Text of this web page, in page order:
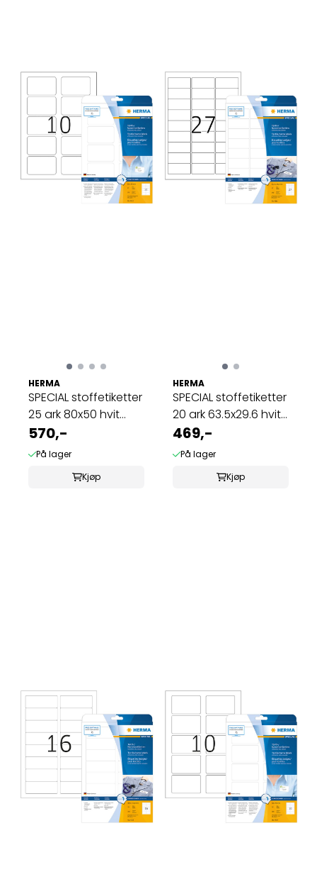
HERMA
SPECIAL stoffetiketter
25 ark 80x50 hvit
(250 ...
570,-
På lager
Kjøp
HERMA
SPECIAL stoffetiketter
20 ark 63.5x29.6 hvit
(540 ...
469,-
På lager
Kjøp